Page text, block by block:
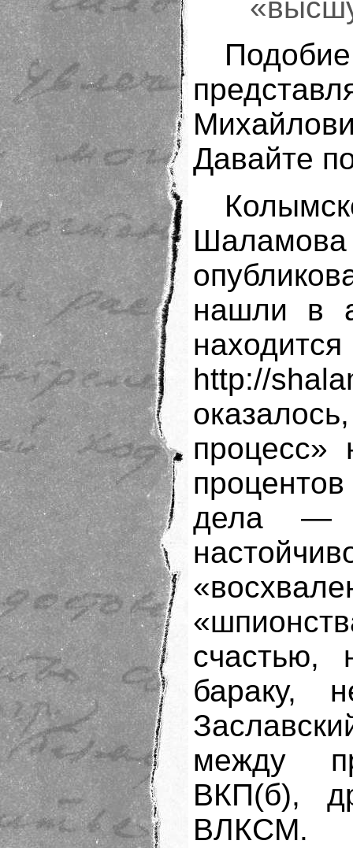
Давайте
нашли в
http://
дела —
счастью,
бараку,
между
ВКП(б),
ВЛКСМ.